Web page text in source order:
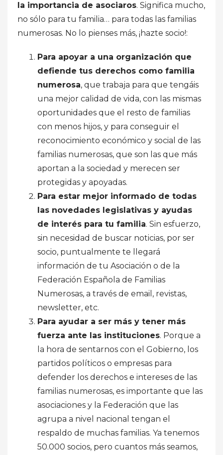
la importancia de asociaros. Significa mucho,
no sólo para tu familia… para todas las familias
numerosas. No lo pienses más, ¡hazte socio!:
Para apoyar a una organización que
defiende tus derechos como familia
numerosa, que trabaja para que tengáis
una mejor calidad de vida, con las mismas
oportunidades que el resto de familias
con menos hijos, y para conseguir el
reconocimiento económico y social de las
familias numerosas, que son las que más
aportan a la sociedad y merecen ser
protegidas y apoyadas.
Para estar mejor informado de todas
las novedades legislativas y ayudas
de interés para tu familia. Sin esfuerzo,
sin necesidad de buscar noticias, por ser
socio, puntualmente te llegará
información de tu Asociación o de la
Federación Española de Familias
Numerosas, a través de email, revistas,
newsletter, etc.
Para ayudar a ser más y tener más
fuerza ante las instituciones. Porque a
la hora de sentarnos con el Gobierno, los
partidos políticos o empresas para
defender los derechos e intereses de las
familias numerosas, es importante que las
asociaciones y la Federación que las
agrupa a nivel nacional tengan el
respaldo de muchas familias. Ya tenemos
50.000 socios, pero cuantos más seamos,